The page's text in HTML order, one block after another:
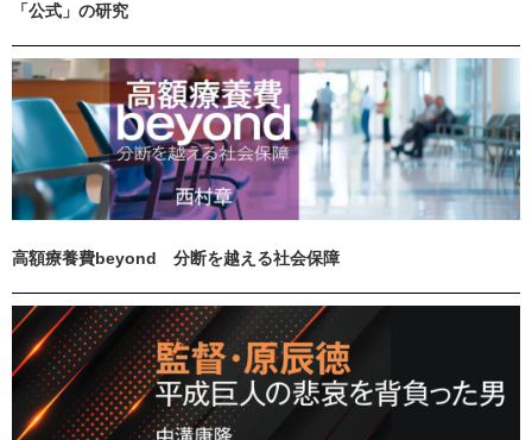
「公式」の研究
高額療養費beyond 分断を越える社会保障